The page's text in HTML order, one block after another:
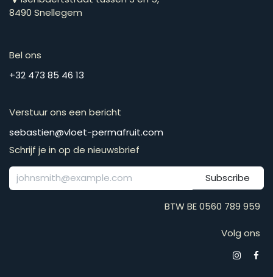
8490 Snellegem
Bel ons
​​​​​​​​​​​​​​​​​​​​​​​+​3​2​ ​4​7​3​ ​8​5​ ​4​6​ ​1​3
Verstuur ons een bericht
​​​​​​​​​​​​​​​​​​​​​​​​​​​​s​e​b​a​s​t​i​e​n​@​v​l​o​e​t​-​p​e​r​m​a​f​r​u​it​.​c​o​m
Schrijf je in op de nieuwsbrief
Subscribe
BTW BE 0560 789 959
Volg ons